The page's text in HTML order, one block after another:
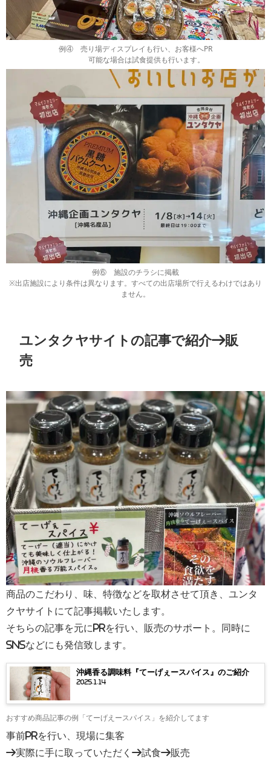
例④ 売り場ディスプレイも行い、お客様へPR
可能な場合は試食提供も行います。
例⑥ 施設のチラシに掲載
※出店施設により条件は異なります。すべての出店場所で行えるわけではあり
ません。
ユンタクヤサイトの記事で紹介→販
売
商品のこだわり、味、特徴などを取材させて頂き、ユンタ
クヤサイトにて記事掲載いたします。
そちらの記事を元にPRを行い、販売のサポート。同時に
SNSなどにも発信致します。
沖縄香る調味料『てーげぇースパイス』のご紹介
2025.1.14
おすすめ商品記事の例「てーげえースパイス」を紹介してます
事前PRを行い、現場に集客
→実際に手に取っていただく→試食→販売